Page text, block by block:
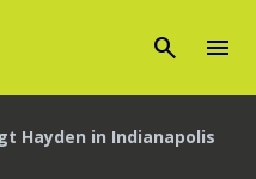
search menu
Hayden in Indianapolis